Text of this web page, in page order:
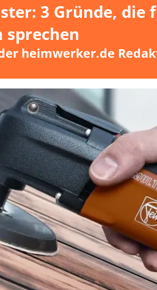
3 Gründe,
sprechen
heimwerker.de